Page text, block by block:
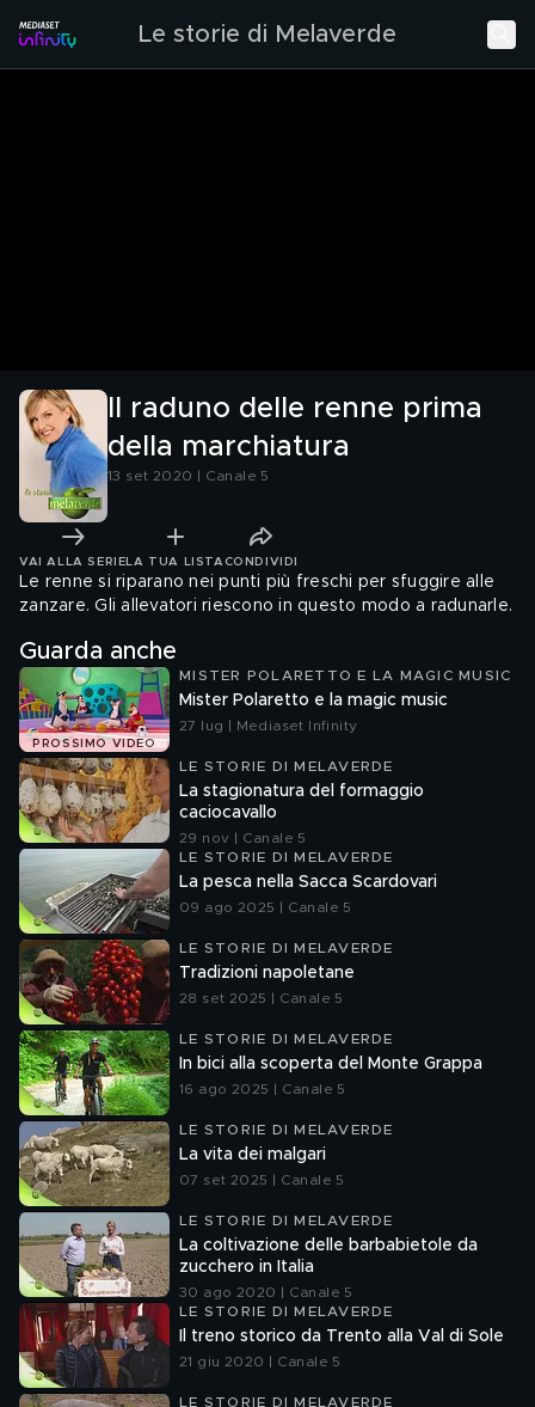
Le storie di Melaverde
Il raduno delle renne prima
della marchiatura
13 set 2020 | Canale 5
VAI ALLA SERIE LA TUA LISTA CONDIVIDI
Le renne si riparano nei punti più freschi per sfuggire alle
zanzare. Gli allevatori riescono in questo modo a radunarle.
Guarda anche
PROSSIMO VIDEO
MISTER POLARETTO E LA MAGIC MUSIC
Mister Polaretto e la magic music
27 lug | Mediaset Infinity
LE STORIE DI MELAVERDE
La stagionatura del formaggio
caciocavallo
29 nov | Canale 5
LE STORIE DI MELAVERDE
La pesca nella Sacca Scardovari
09 ago 2025 | Canale 5
LE STORIE DI MELAVERDE
Tradizioni napoletane
28 set 2025 | Canale 5
LE STORIE DI MELAVERDE
In bici alla scoperta del Monte Grappa
16 ago 2025 | Canale 5
LE STORIE DI MELAVERDE
La vita dei malgari
07 set 2025 | Canale 5
LE STORIE DI MELAVERDE
La coltivazione delle barbabietole da
zucchero in Italia
30 ago 2020 | Canale 5
LE STORIE DI MELAVERDE
Il treno storico da Trento alla Val di Sole
21 giu 2020 | Canale 5
LE STORIE DI MELAVERDE